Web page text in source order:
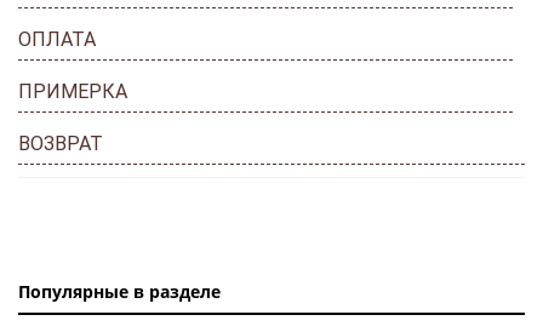
ОПЛАТА
ПРИМЕРКА
ВОЗВРАТ
Популярные в разделе